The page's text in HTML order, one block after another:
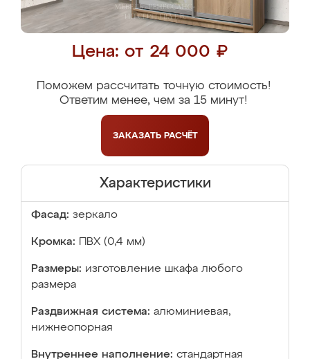
Цена: от 24 000 ₽
Поможем рассчитать точную стоимость!
Ответим менее, чем за 15 минут!
ЗАКАЗАТЬ РАСЧЁТ
Характеристики
Фасад: зеркало
Кромка: ПВХ (0,4 мм)
Размеры: изготовление шкафа любого
размера
Раздвижная система: алюминиевая,
нижнеопорная
Внутреннее наполнение: стандартная